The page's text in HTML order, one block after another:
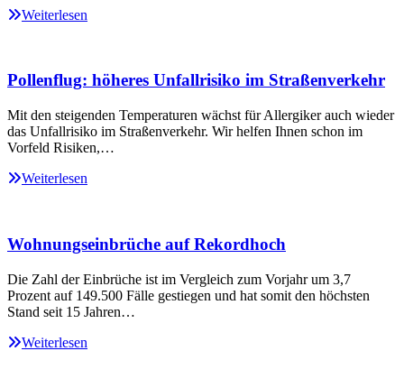
Weiterlesen
Pollenflug: höheres Unfallrisiko im Straßenverkehr
Mit den steigenden Temperaturen wächst für Allergiker auch wieder
das Unfallrisiko im Straßenverkehr. Wir helfen Ihnen schon im
Vorfeld Risiken,…
Weiterlesen
Wohnungseinbrüche auf Rekordhoch
Die Zahl der Einbrüche ist im Vergleich zum Vorjahr um 3,7
Prozent auf 149.500 Fälle gestiegen und hat somit den höchsten
Stand seit 15 Jahren…
Weiterlesen